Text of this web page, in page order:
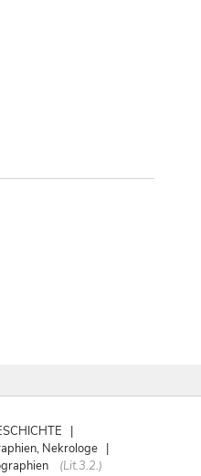
|
Nekrologe |
(Lit.3.2.)